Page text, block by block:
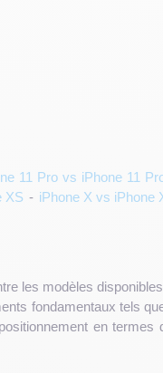
11 Pro vs iPhone 11
XS - iPhone X vs iPhone
les modèles
fondamentaux tels
en termes